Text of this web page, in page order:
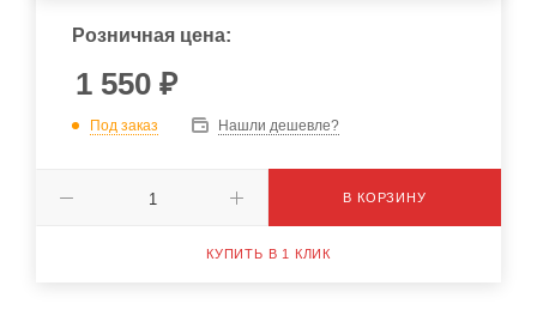
Розничная цена:
1 550 ₽
Под заказ Нашли дешевле?
В КОРЗИНУ
КУПИТЬ В 1 КЛИК